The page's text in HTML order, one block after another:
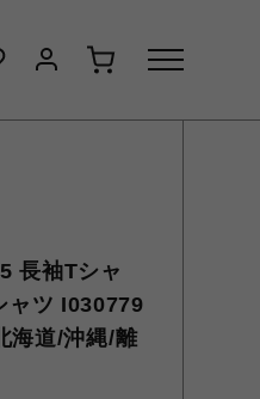
長袖Tシャ
ャツ I030779
道/沖縄/離